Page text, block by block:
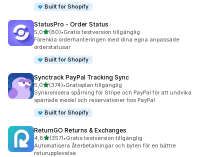
Built for Shopify
StatusPro ‑ Order Status
5,0av 5 stjärnor
(80)
80 recensioner totalt
•Gratis testversion tillgänglig
Förenkla orderhanteringen med dina egna anpassade
orderstatusar
Built for Shopify
Synctrack PayPal Tracking Sync
5,0av 5 stjärnor
(374)
374 recensioner totalt
•Gratisplan tillgänglig
Synkronisera spårning för Stripe och PayPal för att undvika
spärrade medel och reservationer hos PayPal
Built for Shopify
ReturnGO Returns & Exchanges
4,8av 5 stjärnor
(357)
357 recensioner totalt
•Gratis testversion tillgänglig
Automatisera återbetalningar och byten för en bättre
returupplevelse